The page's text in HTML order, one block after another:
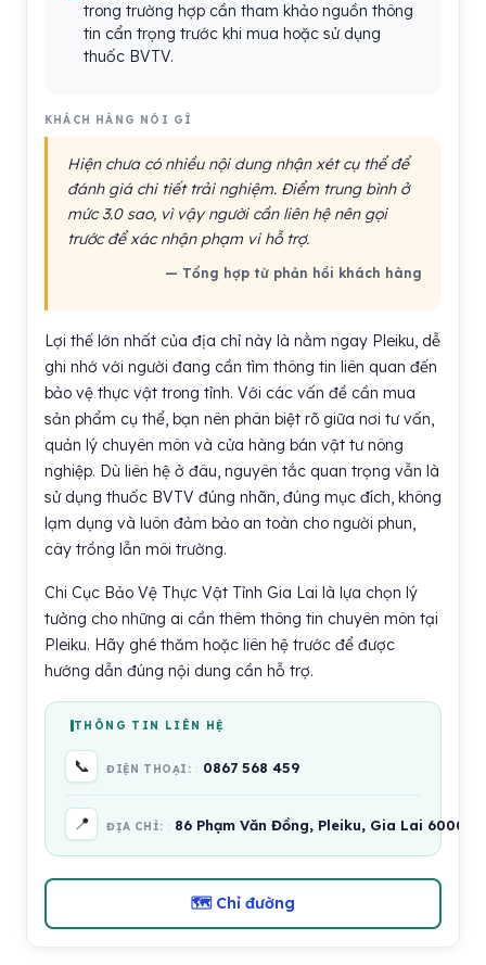
trong trường hợp cần tham khảo nguồn thông
tin cẩn trọng trước khi mua hoặc sử dụng
thuốc BVTV.
KHÁCH HÀNG NÓI GÌ
Hiện chưa có nhiều nội dung nhận xét cụ thể để
đánh giá chi tiết trải nghiệm. Điểm trung bình ở
mức 3.0 sao, vì vậy người cần liên hệ nên gọi
trước để xác nhận phạm vi hỗ trợ.
— Tổng hợp từ phản hồi khách hàng
Lợi thế lớn nhất của địa chỉ này là nằm ngay Pleiku, dễ
ghi nhớ với người đang cần tìm thông tin liên quan đến
bảo vệ thực vật trong tỉnh. Với các vấn đề cần mua
sản phẩm cụ thể, bạn nên phân biệt rõ giữa nơi tư vấn,
quản lý chuyên môn và cửa hàng bán vật tư nông
nghiệp. Dù liên hệ ở đâu, nguyên tắc quan trọng vẫn là
sử dụng thuốc BVTV đúng nhãn, đúng mục đích, không
lạm dụng và luôn đảm bảo an toàn cho người phun,
cây trồng lẫn môi trường.
Chi Cục Bảo Vệ Thực Vật Tỉnh Gia Lai là lựa chọn lý
tưởng cho những ai cần thêm thông tin chuyên môn tại
Pleiku. Hãy ghé thăm hoặc liên hệ trước để được
hướng dẫn đúng nội dung cần hỗ trợ.
THÔNG TIN LIÊN HỆ
📞 ĐIỆN THOẠI: 0867 568 459
📍 ĐỊA CHỈ: 86 Phạm Văn Đồng, Pleiku, Gia Lai
🗺 Chỉ đường